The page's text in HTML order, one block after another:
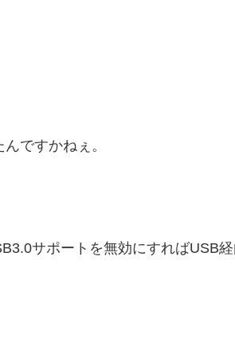
ですかねぇ。
サポートを無効にすればUSB